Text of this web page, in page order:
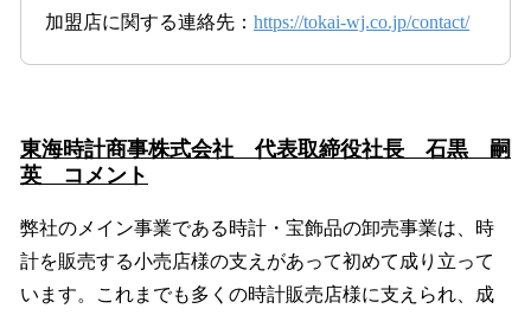
加盟店に関する連絡先： https://tokai-wj.co.jp/contact/
東海時計商事株式会社 代表取締役社長 石黒 嗣
英 コメント
弊社のメイン事業である時計・宝飾品の卸売事業は、時
計を販売する小売店様の支えがあって初めて成り立って
います。これまでも多くの時計販売店様に支えられ、成